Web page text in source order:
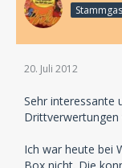
20. Juli 2012
Sehr interessante
Drittverwertungen
Ich war heute bei
Box nicht. Die